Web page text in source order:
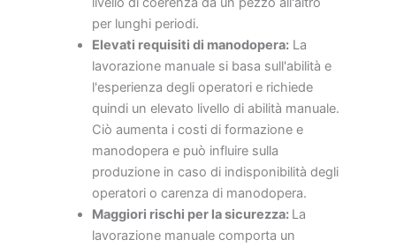
per lunghi periodi.
Elevati requisiti di manodopera:La
lavorazione manuale si basa sull'abilità e
l'esperienza degli operatori e richiede
quindi un elevato livello di abilità manuale.
Ciò aumenta i costi di formazione e
manodopera e può influire sulla
produzione in caso di indisponibilità degli
operatori o carenza di manodopera.
Maggiori rischi per la sicurezza: La
lavorazione manuale comporta un